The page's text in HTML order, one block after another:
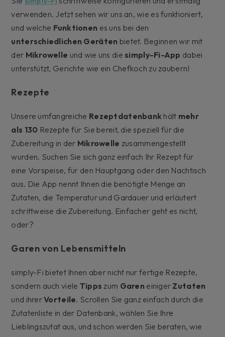
verwenden. Jetzt sehen wir uns an, wie es funktioniert,
und welche Funktionen es uns bei den
unterschiedlichen Geräten bietet. Beginnen wir mit
der Mikrowelle und wie uns die simply-Fi-App dabei
unterstützt, Gerichte wie ein Chefkoch zu zaubern!
Rezepte
Unsere umfangreiche Rezeptdatenbank hält mehr
als 130 Rezepte für Sie bereit, die speziell für die
Zubereitung in der Mikrowelle zusammengestellt
wurden. Suchen Sie sich ganz einfach Ihr Rezept für
eine Vorspeise, für den Hauptgang oder den Nachtisch
aus. Die App nennt Ihnen die benötigte Menge an
Zutaten, die Temperatur und Gardauer und erläutert
schrittweise die Zubereitung. Einfacher geht es nicht,
oder?
Garen von Lebensmitteln
simply-Fi bietet Ihnen aber nicht nur fertige Rezepte,
sondern auch viele Tipps zum Garen einiger Zutaten
und ihrerVorteile. Scrollen Sie ganz einfach durch die
Zutatenliste in der Datenbank, wählen Sie Ihre
Lieblingszutat aus, und schon werden Sie beraten, wie